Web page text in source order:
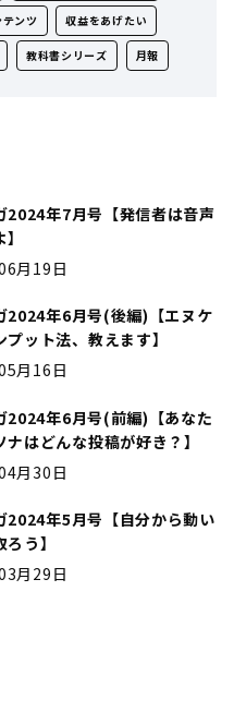
ンツ 収益をあげたい
教科書シリーズ 月報
2024年7月号【発信者は音声
月19日
2024年6月号(後編)【エヌケ
プット法、教えます】
月16日
2024年6月号(前編)【あなた
ナはどんな投稿が好き？】
月30日
2024年5月号【自分から動い
う】
月29日